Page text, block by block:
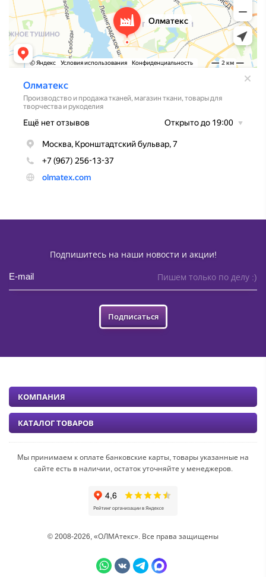
Подпишитесь на наши новости и акции!
Пишем только по делу :)
Подписаться
Мы принимаем к оплате банковские карты, товары указанные на
сайте есть в наличии, остаток уточняйте у менеджеров.
© 2008-2026, «ОЛМАтекс». Все права защищены
КОМПАНИЯ
КАТАЛОГ ТОВАРОВ